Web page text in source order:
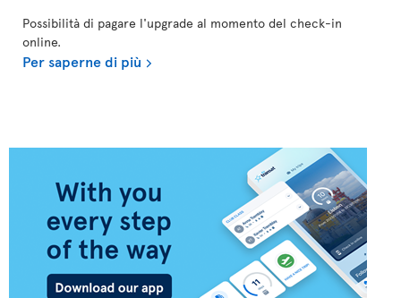
Possibilità di pagare l'upgrade al momento del check-in
online.
Per saperne di più